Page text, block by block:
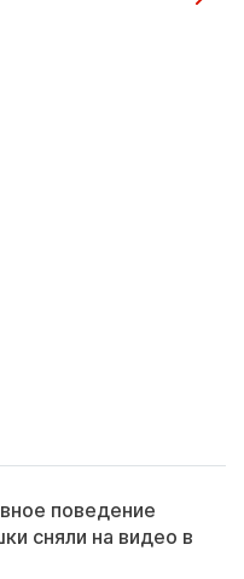
поведение
сняли на видео в